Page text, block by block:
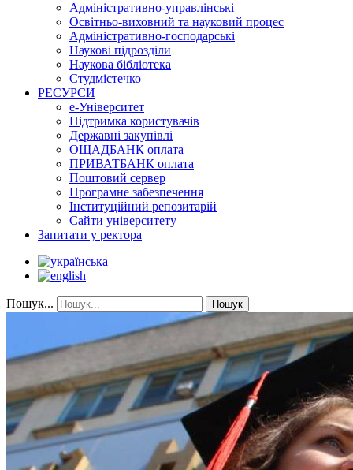
Адміністративно-управлінські
Освітньо-виховний та науковий процес
Адміністративно-господарські
Наукові підрозділи
Наукова бібліотека
Студмістечко
РЕСУРСИ
е-Університет
Підтримка користувачів
Державні закупівлі
ОЩАДБАНК оплата
ПРИВАТБАНК оплата
Поштовий сервер
Програмне забезпечення
Інституційний репозитарій
Сайти університету
Запитати у ректора
Пошук... Пошук